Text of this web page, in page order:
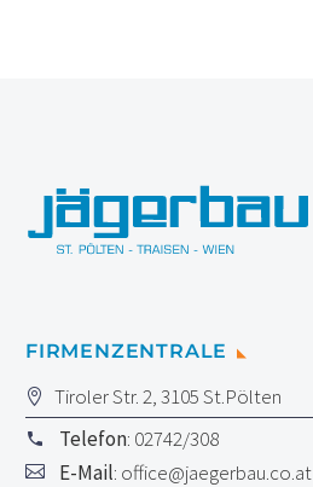
FIRMENZENTRALE
Tiroler Str. 2, 3105 St.Pölten
Telefon: 02742/308
E-Mail: office@jaegerbau.co.at